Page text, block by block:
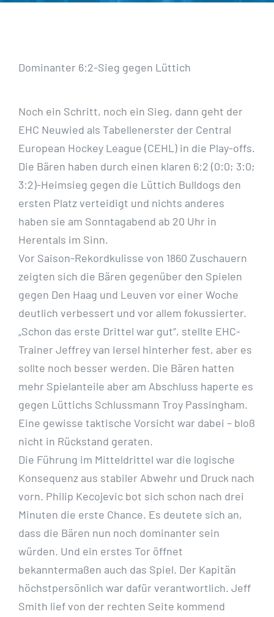
Dominanter 6:2-Sieg gegen Lüttich
Noch ein Schritt, noch ein Sieg, dann geht der
EHC Neuwied als Tabellenerster der Central
European Hockey League (CEHL) in die Play-offs.
Die Bären haben durch einen klaren 6:2 (0:0; 3:0;
3:2)-Heimsieg gegen die Lüttich Bulldogs den
ersten Platz verteidigt und nichts anderes
haben sie am Sonntagabend ab 20 Uhr in
Herentals im Sinn.
Vor Saison-Rekordkulisse von 1860 Zuschauern
zeigten sich die Bären gegenüber den Spielen
gegen Den Haag und Leuven vor einer Woche
deutlich verbessert und vor allem fokussierter.
„Schon das erste Drittel war gut“, stellte EHC-
Trainer Jeffrey van Iersel hinterher fest, aber es
sollte noch besser werden. Die Bären hatten
mehr Spielanteile aber am Abschluss haperte es
gegen Lüttichs Schlussmann Troy Passingham.
Eine gewisse taktische Vorsicht war dabei – bloß
nicht in Rückstand geraten.
Die Führung im Mitteldrittel war die logische
Konsequenz aus stabiler Abwehr und Druck nach
vorn. Philip Kecojevic bot sich schon nach drei
Minuten die erste Chance. Es deutete sich an,
dass die Bären nun noch dominanter sein
würden. Und ein erstes Tor öffnet
bekanntermaßen auch das Spiel. Der Kapitän
höchstpersönlich war dafür verantwortlich. Jeff
Smith lief von der rechten Seite kommend